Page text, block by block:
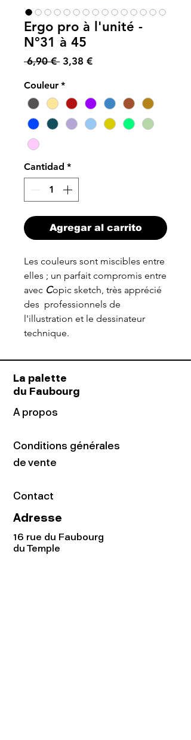
Ergo pro à l'unité -
N°31 à 45
6,90 € Precio
3,38 €Precio
Couleur *
Cantidad *
Agregar al carrito
Les couleurs sont miscibles entre
elles ; un parfait compromis entre
avec Copic sketch, très apprécié
des professionnels de
l'illustration et le dessinateur
technique.
La palette
du Faubourg
A propos
Conditions générales
de vente
Contact
Adresse
16 rue du Faubourg
du Temple